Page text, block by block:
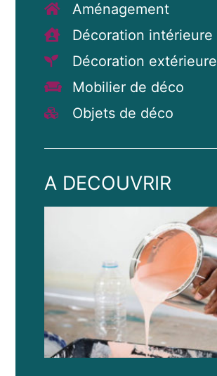
Aménagement
Décoration intérieure
Décoration extérieure
Mobilier de déco
Objets de déco
A DECOUVRIR